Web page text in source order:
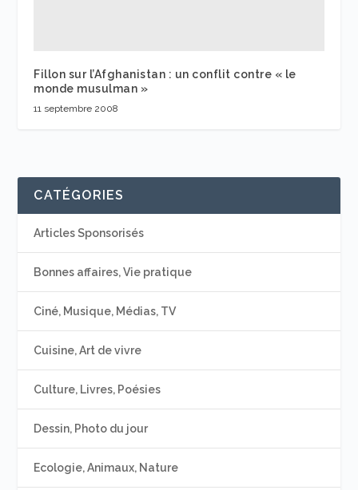
Fillon sur l’Afghanistan : un conflit contre « le
monde musulman »
11 septembre 2008
CATÉGORIES
Articles Sponsorisés
Bonnes affaires, Vie pratique
Ciné, Musique, Médias, TV
Cuisine, Art de vivre
Culture, Livres, Poésies
Dessin, Photo du jour
Ecologie, Animaux, Nature